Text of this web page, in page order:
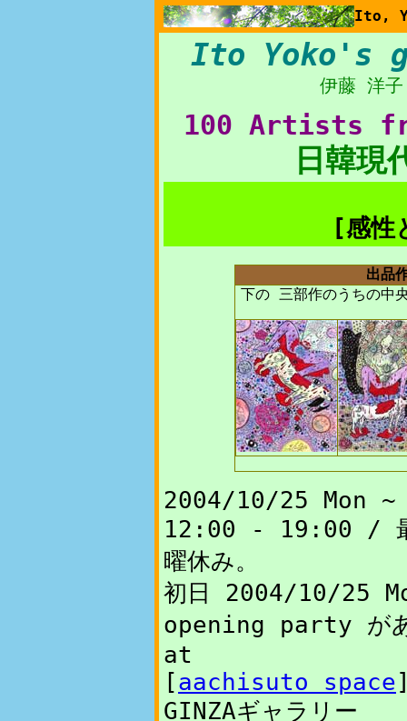
Ito,
Ito Yoko's
伊藤 洋
100 Artists
日韓現
[感性
出品
下の 三部作のうちの中
2004/10/25 Mon
12:00 - 19:00 / 最
曜休み。
初日 2004/10/25
opening party があ
at
[aachisuto space
GINZAギャラリー